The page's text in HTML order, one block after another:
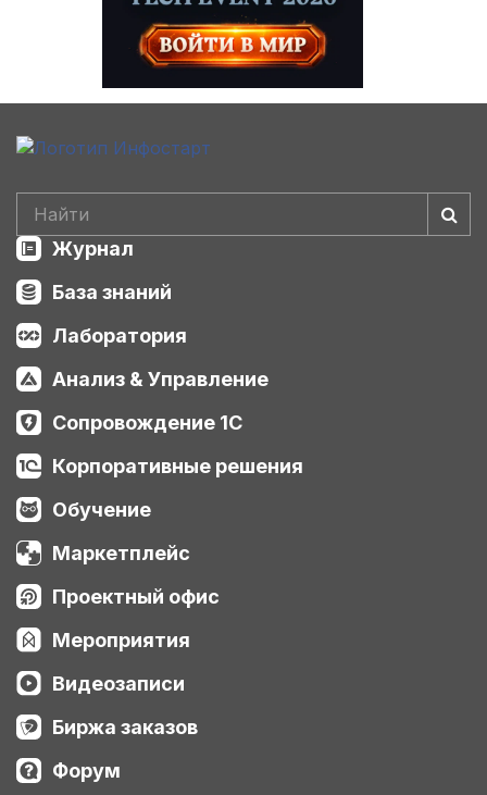
Журнал
База знаний
Лаборатория
Анализ & Управление
Сопровождение 1С
Корпоративные решения
Обучение
Маркетплейс
Проектный офис
Мероприятия
Видеозаписи
Биржа заказов
Форум